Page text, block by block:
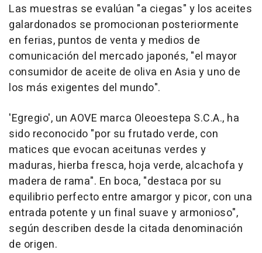
Las muestras se evalúan "a ciegas" y los aceites
galardonados se promocionan posteriormente
en ferias, puntos de venta y medios de
comunicación del mercado japonés, "el mayor
consumidor de aceite de oliva en Asia y uno de
los más exigentes del mundo".
'Egregio', un AOVE marca Oleoestepa S.C.A., ha
sido reconocido "por su frutado verde, con
matices que evocan aceitunas verdes y
maduras, hierba fresca, hoja verde, alcachofa y
madera de rama". En boca, "destaca por su
equilibrio perfecto entre amargor y picor, con una
entrada potente y un final suave y armonioso",
según describen desde la citada denominación
de origen.